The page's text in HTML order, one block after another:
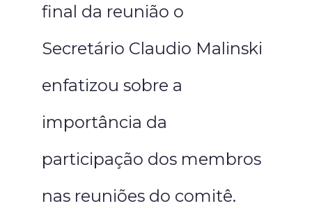
final da reunião o
Secretário Claudio Malinski
enfatizou sobre a
importância da
participação dos membros
nas reuniões do comitê.